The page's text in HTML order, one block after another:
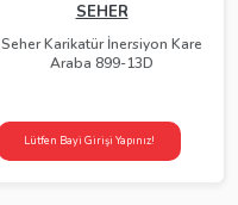
SEHER
Seher Karikatür İnersiyon Kare
Araba 899-13D
Lütfen Bayi Girişi Yapınız!